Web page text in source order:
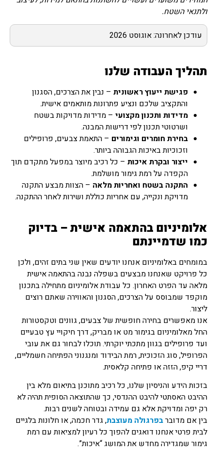
ולתנאי השטח.
עודכן לאחרונה: אוגוסט 2026
תהליך העבודה שלנו
פגישת ייעוץ ראשונית – נבין את הצרכים, הסגנון
והתקציב שלכם ונציע פתרונות מותאמים אישית.
מדידות ותכנון מקצועי – מדידות מדויקות בשטח
ושרטוטי תכנון לפי דרישות המבנה.
בחירת חומרים וגימורים – התאמת צבעים, פרופילים
וזכוכיות באיכות הגבוהה ביותר.
ייצור ובקרת איכות – כל רכיב מיוצר במפעל מתקדם תוך
הקפדה על רמת גימור מושלמת.
התקנה בשטח ואחריות מלאה – הצוות מבצע התקנה
מדויקת ונקייה, עם אחריות כוללת ושירות לאחר ההתקנה.
אלומיניום בהתאמה אישית – בדיוק
כמו שדמיינתם
במומחים באלומיניום אנחנו יודעים שאין שני בתים זהים, ולכן
כל פרויקט שאנחנו מבצעים בשפלה נבנה בהתאמה אישית
מלאה עד הפרט האחרון. כל עבודת אלומיניום מתחילה בתכנון
מוקפד שמבוסס על הצרכים, הסגנון והאווירה שאתם רוצים
ליצור.
אנו מאפשרים בחירה חופשית של צבעים, גוונים וטקסטורות
החל מאלומיניום בגימור מט או מבריק, דרך חיקויי עץ טבעיים
ועד פרופילים בגוון מתכתי יוקרתי. תוכלו לבחור גם את עובי
הפרופיל, סוג הזכוכית, רמת הבידוד ומנגנוני הפתיחה חשמליים,
דריי קיפ, הזזה או פתיחה קלאסית.
בזכות הידע והניסיון שלנו, כל רכיב מתוכנן בתיאום מלא בין
ההיבט האסתטי להיבט ההנדסי, כך שהתוצאה הסופית תהיה לא
רק יפה ומדויקת אלא גם עמידה ובטוחה לשנים רבות.
בין אם מדוברבפרגולה מעוצבת, גדר חכמה, או חלונות בלגיים
לבית פרטי אנחנו דואגים להפוך כל רעיון למציאות עם רמת
גימור שמגדירה מחדש את המושג “איכות”.